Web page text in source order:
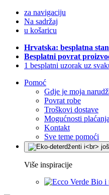
za navigaciju
Na sadržaj
u košaricu
Hrvatska: besplatna
Besplatni povrat
1 besplatni uzorak uz
Pomoć
Gdje je moja
Povrat robe
Troškovi dostave
Mogućnosti plaćanja
Kontakt
Sve teme pomoći
Više inspiracije
Bio i